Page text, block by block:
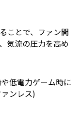
ことで、ファン間
気流の圧力を高め
低電力ゲーム時に
ンレス)